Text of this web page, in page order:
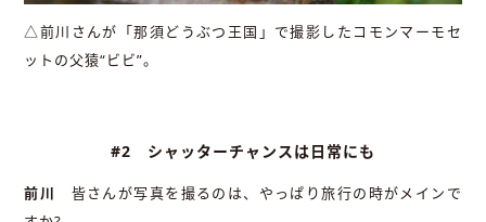
△前川さんが「那須どうぶつ王国」で撮影したコモンマーモセ
ットの父猿“ビビ”。
#2 シャッターチャンスは日常にも
前川
皆さんが写真を撮るのは、やっぱり旅行の時がメインで